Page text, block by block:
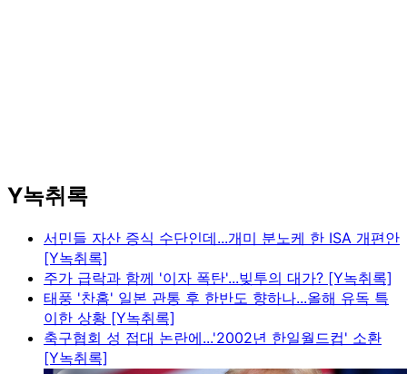
Y녹취록
서민들 자산 증식 수단인데...개미 분노케 한 ISA 개편안
[Y녹취록]
주가 급락과 함께 '이자 폭탄'...빚투의 대가? [Y녹취록]
태풍 '찬홈' 일본 관통 후 한반도 향하나...올해 유독 특
이한 상황 [Y녹취록]
축구협회 성 접대 논란에...'2002년 한일월드컵' 소환
[Y녹취록]